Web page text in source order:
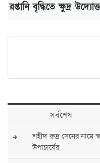
রপ্তানি বৃদ্ধিতে ক্ষুদ্র
সর্বশেষ
শহীদ রুদ্র সেনের নামে
উপাচার্যের